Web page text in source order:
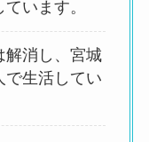
います。
解消し、宮城
で生活してい